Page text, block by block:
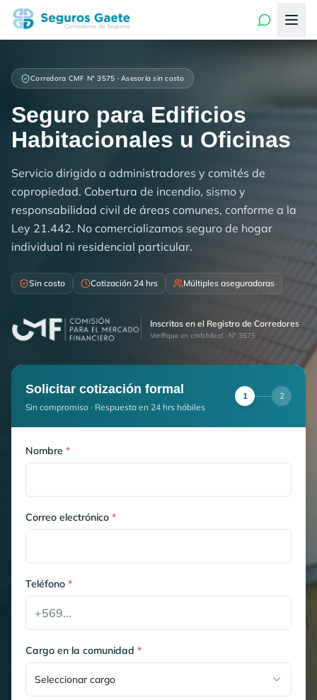
Corredora CMF N° 3575 · Asesoría sin costo
Seguro para Edificios
Habitacionales u Oficinas
Servicio dirigido a administradores y comités de
copropiedad. Cobertura de incendio, sismo y
responsabilidad civil de áreas comunes, conforme a la
Ley 21.442. No comercializamos seguro de hogar
individual ni residencial particular.
Sin costo Cotización 24 hrs Múltiples aseguradoras
Inscritos en el Registro de Corredores
Verifique en cmfchile.cl · N° 3575
Solicitar cotización formal
Sin compromiso · Respuesta en 24 hrs hábiles
1 2
Nombre *
Correo electrónico *
Teléfono *
Cargo en la comunidad *
Seleccionar cargo